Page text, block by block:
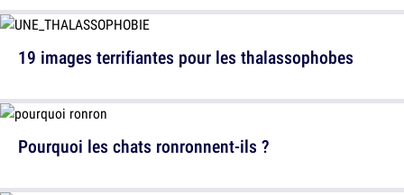
19 images terrifiantes pour les thalassophobes
Pourquoi les chats ronronnent-ils ?